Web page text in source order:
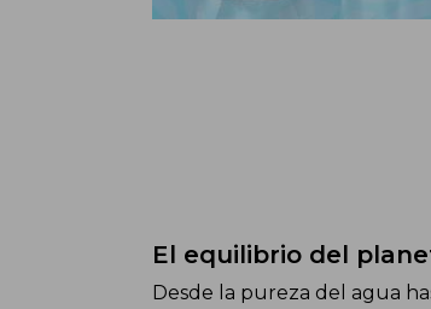
El equilibrio del
Desde la pureza del agua